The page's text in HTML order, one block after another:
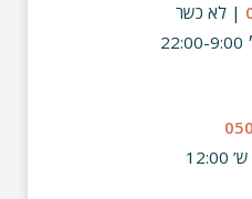
| לא כשר
22:00-9:00